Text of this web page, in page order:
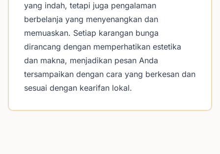
yang indah, tetapi juga pengalaman
berbelanja yang menyenangkan dan
memuaskan. Setiap karangan bunga
dirancang dengan memperhatikan estetika
dan makna, menjadikan pesan Anda
tersampaikan dengan cara yang berkesan dan
sesuai dengan kearifan lokal.